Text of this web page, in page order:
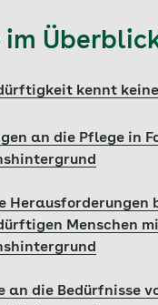
kennt
an die Pflege in
Herausforderungen
Menschen
an die Bedürfnisse